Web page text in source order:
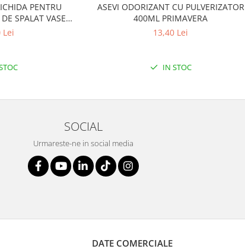
PENTRU
SPALAT VASE
Lei
ASEVI ODORIZANT CU PULVERIZATOR
400ML PRIMAVERA
13,40 Lei
IN STOC
SOCIAL
Urmareste-ne in social media
DATE COMERCIALE